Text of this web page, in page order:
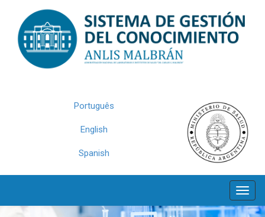
navigation
Português
English
Spanish